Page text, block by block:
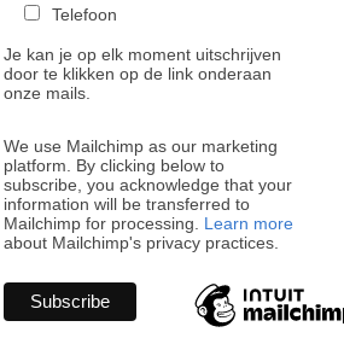
Telefoon
Je kan je op elk moment uitschrijven
door te klikken op de link onderaan
onze mails.
We use Mailchimp as our marketing
platform. By clicking below to
subscribe, you acknowledge that your
information will be transferred to
Mailchimp for processing. Learn more
about Mailchimp's privacy practices.